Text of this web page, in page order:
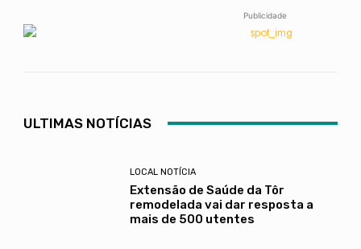
Publicidade
ULTIMAS NOTÍCIAS
LOCAL NOTÍCIA
Extensão de Saúde da Tôr
remodelada vai dar resposta a
mais de 500 utentes